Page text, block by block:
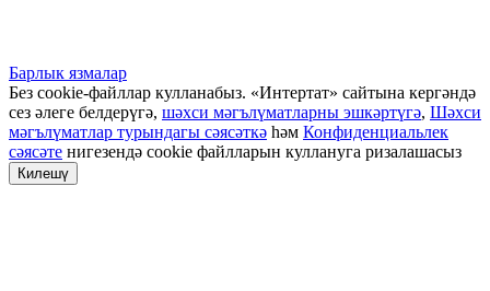
Барлык язмалар
Без cookie-файллар кулланабыз. «Интертат» сайтына кергәндә
сез әлеге белдерүгә, шәхси мәгълүматларны эшкәртүгә, Шәхси
мәгълүматлар турындагы сәясәткә һәм Конфиденциальлек
сәясәте нигезендә cookie файлларын куллануга ризалашасыз
Килешү